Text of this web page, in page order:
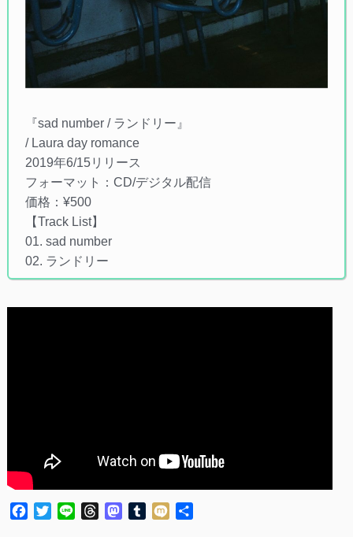
『sad number / ランドリー』
/ Laura day romance
2019年6/15リリース
フォーマット：CD/デジタル配信
価格：¥500
【Track List】
01. sad number
02. ランドリー
Facebook
TwitterLine ThreadsMastodon
Tumblr
Mixi